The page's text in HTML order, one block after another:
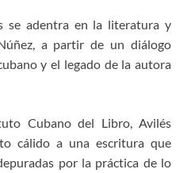
se adentra en la literatura y
a partir de un diálogo
y el legado de la autora
Cubano del Libro, Avilés
cálido a una escritura que
por la práctica de lo